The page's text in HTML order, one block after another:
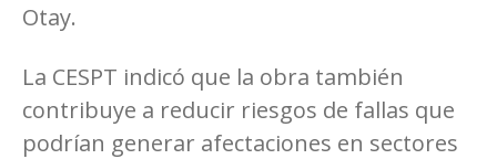
Otay.
La CESPT indicó que la obra también
contribuye a reducir riesgos de fallas que
podrían generar afectaciones en sectores